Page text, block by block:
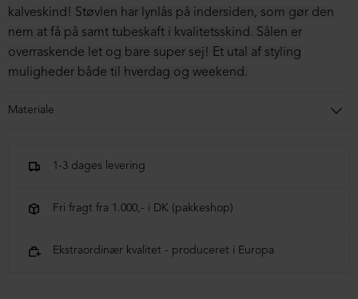
kalveskind! Støvlen har lynlås på indersiden, som gør den
nem at få på samt tubeskaft i kvalitetsskind. Sålen er
overraskende let og bare super sej! Et utal af styling
muligheder både til hverdag og weekend.
Materiale
1-3 dages levering
Fri fragt fra 1.000,- i DK (pakkeshop)
Ekstraordinær kvalitet - produceret i Europa